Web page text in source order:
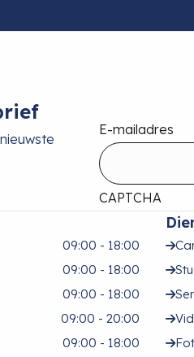
E-mailadres
CAPTCHA
09:00 - 18:00
09:00 - 18:00
09:00 - 18:00
09:00 - 20:00
09:00 - 18:00